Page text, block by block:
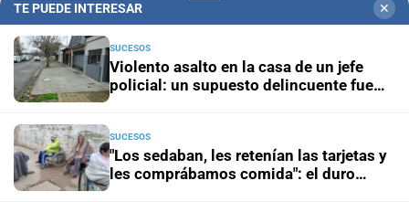
Campolitoral Revista Nosotros
Podcasts Mirador Provincial
Notife Educacion SF
TE PUEDE INTERESAR ✕
SUCESOS
Violento asalto en la casa de un jefe
policial: un supuesto delincuente fue
SUCESOS
"Los sedaban, les retenían las tarjetas y
les comprábamos comida": el duro